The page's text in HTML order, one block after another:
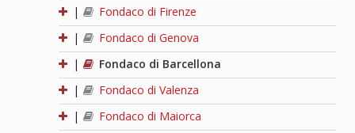
|
Fondaco di Firenze
|
Fondaco di Genova
|
Fondaco di Barcellona
|
Fondaco di Valenza
|
Fondaco di Maiorca